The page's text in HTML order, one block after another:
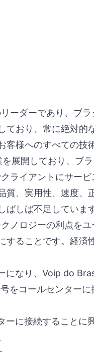
ーダーであり、ブ
おり、常に絶対的
客様へのすべての技
展開しており、ブ
ライアントにサービ
、実用性、速度、
しば不足しています
ノロジーの利点を
ることです。経済
なり、Voip do
をコールセンター
に接続することに